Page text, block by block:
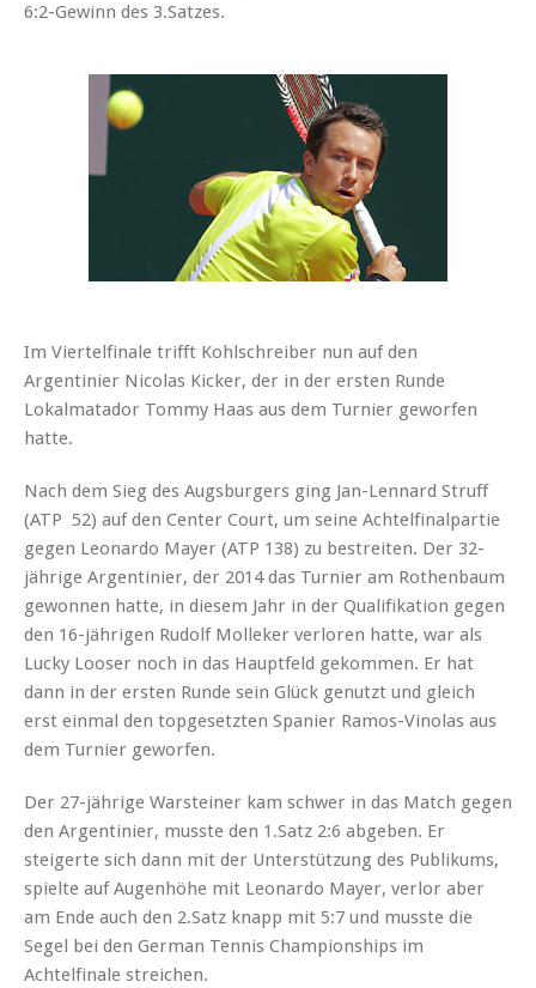
6:2-Gewinn des 3.Satzes.
Im Viertelfinale trifft Kohlschreiber nun auf den
Argentinier Nicolas Kicker, der in der ersten Runde
Lokalmatador Tommy Haas aus dem Turnier geworfen
hatte.
Nach dem Sieg des Augsburgers ging Jan-Lennard Struff
(ATP 52) auf den Center Court, um seine Achtelfinalpartie
gegen Leonardo Mayer (ATP 138) zu bestreiten. Der 32-
jährige Argentinier, der 2014 das Turnier am Rothenbaum
gewonnen hatte, in diesem Jahr in der Qualifikation gegen
den 16-jährigen Rudolf Molleker verloren hatte, war als
Lucky Looser noch in das Hauptfeld gekommen. Er hat
dann in der ersten Runde sein Glück genutzt und gleich
erst einmal den topgesetzten Spanier Ramos-Vinolas aus
dem Turnier geworfen.
Der 27-jährige Warsteiner kam schwer in das Match gegen
den Argentinier, musste den 1.Satz 2:6 abgeben. Er
steigerte sich dann mit der Unterstützung des Publikums,
spielte auf Augenhöhe mit Leonardo Mayer, verlor aber
am Ende auch den 2.Satz knapp mit 5:7 und musste die
Segel bei den German Tennis Championships im
Achtelfinale streichen.